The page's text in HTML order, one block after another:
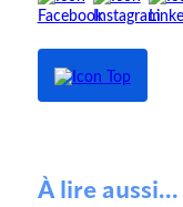
À lire aussi...